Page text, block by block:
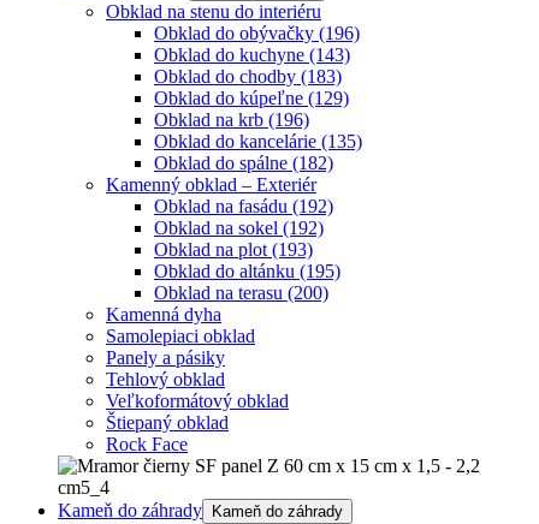
Obklad na stenu do interiéru
Obklad do obývačky (196)
Obklad do kuchyne (143)
Obklad do chodby (183)
Obklad do kúpeľne (129)
Obklad na krb (196)
Obklad do kancelárie (135)
Obklad do spálne (182)
Kamenný obklad – Exteriér
Obklad na fasádu (192)
Obklad na sokel (192)
Obklad na plot (193)
Obklad do altánku (195)
Obklad na terasu (200)
Kamenná dyha
Samolepiaci obklad
Panely a pásiky
Tehlový obklad
Veľkoformátový obklad
Štiepaný obklad
Rock Face
Kameň do záhrady Kameň do záhrady